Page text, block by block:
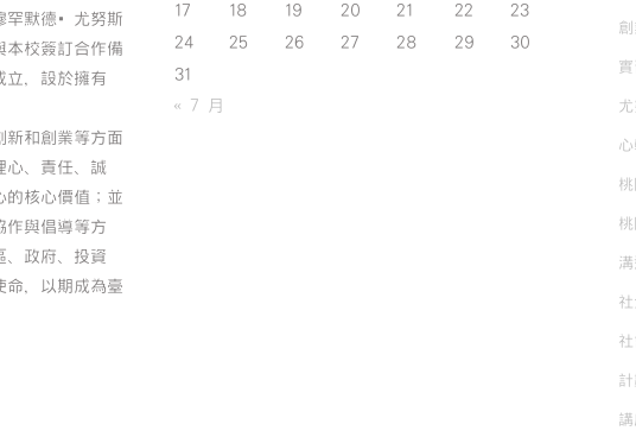
罕默德•尤努斯
本校簽訂合作備
立，設於擁有
新和創業等方面
心、責任、誠
的核心價值；並
作與倡導等方
、政府、投資
命，以期成為臺
17
18 19 20 21 22
23
24
25 26 27 28 29
30
31
« 7 月
實
溝
講